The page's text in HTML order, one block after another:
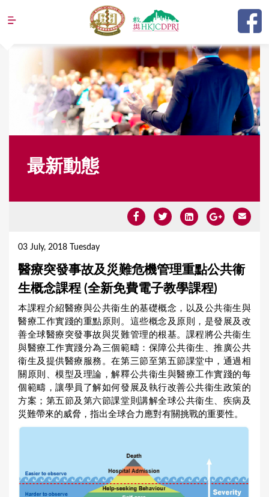
Jump to navigation
最新動態
03 July, 2018 Tuesday
醫療突發事故及災難危機管理重點公共衞
生概念課程 (全新免費電子教學課程)
本課程介紹醫療與公共衞生的基礎概念，以及公共衞生與
醫療工作實踐的重點原則。這些概念及原則，是發展及改
善全球醫療突發事故與災難管理的根基。課程將公共衞生
與醫療工作實踐分為三個範疇：保障公共衞生、推廣公共
衞生及提供醫療服務。在第三節至第五節課堂中，通過相
關原則、模型及理論，解釋公共衞生與醫療工作實踐的每
個範疇，讓學員了解如何發展及執行改善公共衞生政策的
方案；第五節及第六節課堂則講解全球公共衞生、疾病及
災難帶來的威脅，指出全球合力應對有關挑戰的重要性。